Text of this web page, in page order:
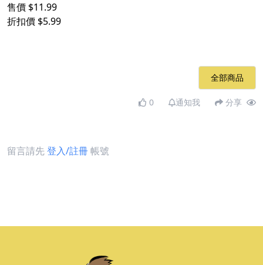
售價 $11.99
折扣價 $5.99
全部商品
0 通知我 分享
留言請先登入/註冊帳號